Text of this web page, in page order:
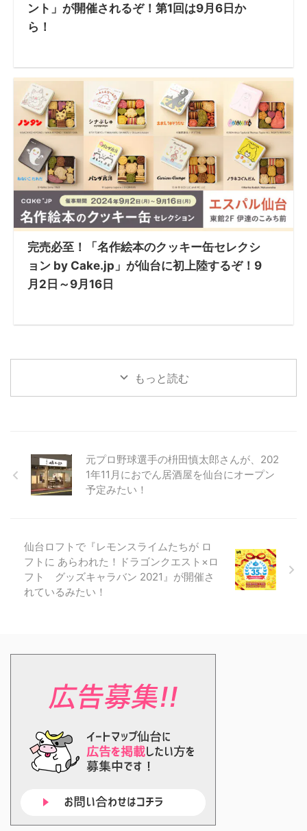
ント」が開催されるぞ！第1回は9月6日か
ら！
完売必至！「名作絵本のクッキー缶セレクシ
ョン by Cake.jp」が仙台に初上陸するぞ！9
月2日～9月16日
もっと読む
元プロ野球選手の枡田慎太郎さんが、202
1年11月におでん居酒屋を仙台にオープン
予定みたい！
仙台ロフトで『レモンスライムたちが ロ
フトに あらわれた！ドラゴンクエスト×ロ
フト グッズキャラバン 2021』が開催さ
れているみたい！